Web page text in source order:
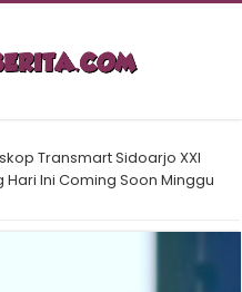
Transmart Sidoarjo XXI
Ini Coming Soon Minggu